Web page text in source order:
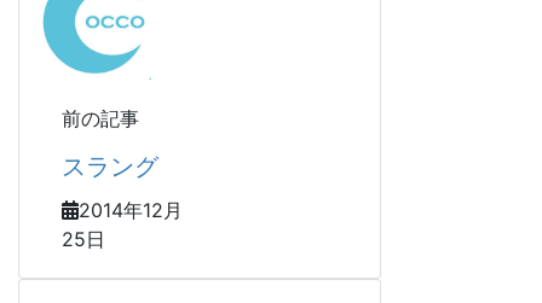
前の記事
スラング
2014年12月
25日